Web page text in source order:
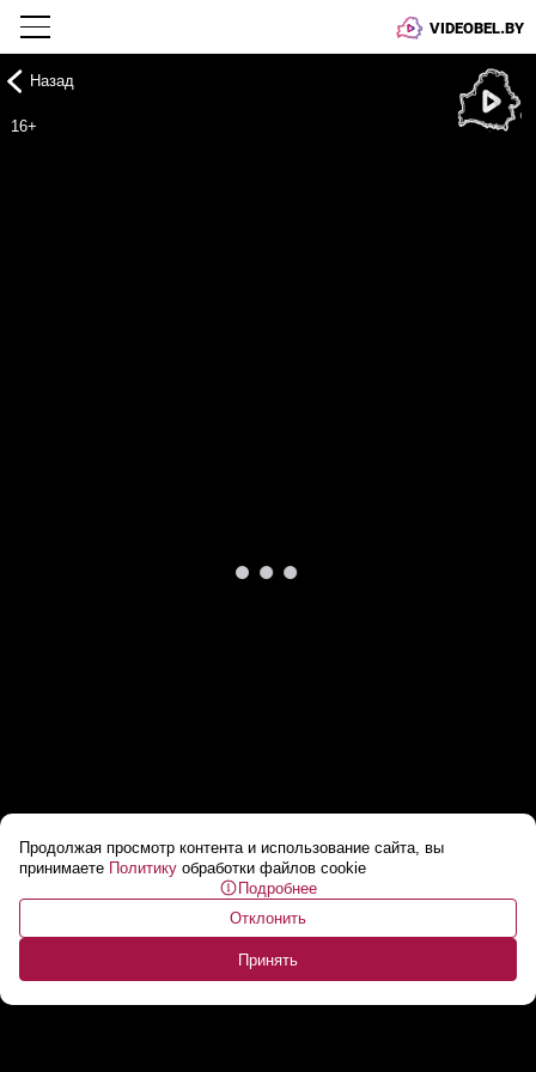
VIDEOBEL.BY
Продолжая просмотр контента и использование сайта, вы
принимаете Политику обработки файлов cookie
Подробнее
Отклонить
Принять
Назад
16+
«Это ОН увел Америку от прямого
столкновения с СССР!»...